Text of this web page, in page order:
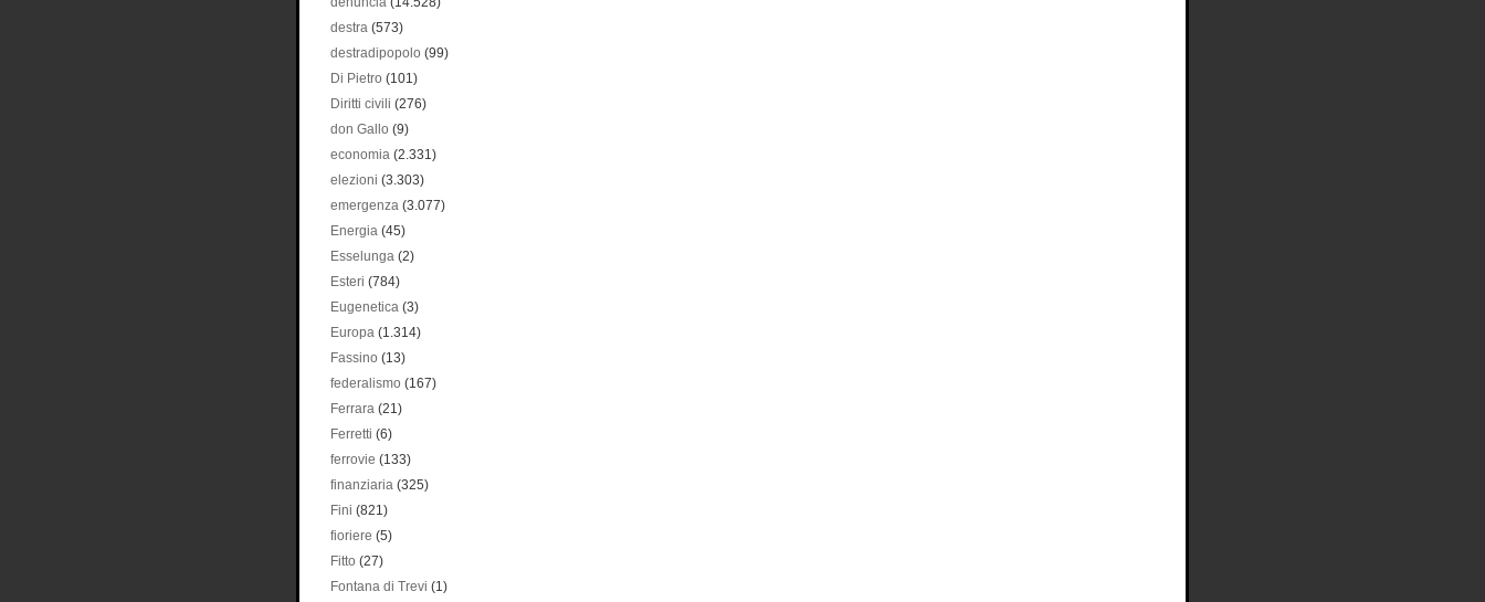
destra (573)
destradipopolo (99)
Di Pietro (101)
Diritti civili (276)
don Gallo (9)
economia (2.331)
elezioni (3.303)
emergenza (3.077)
Energia (45)
Esselunga (2)
Esteri (784)
Eugenetica (3)
Europa (1.314)
Fassino (13)
federalismo (167)
Ferrara (21)
Ferretti (6)
ferrovie (133)
finanziaria (325)
Fini (821)
fioriere (5)
Fitto (27)
Fontana di Trevi (1)